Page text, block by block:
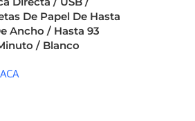
De Papel De Hasta
Ancho / Hasta 93
/ Blanco